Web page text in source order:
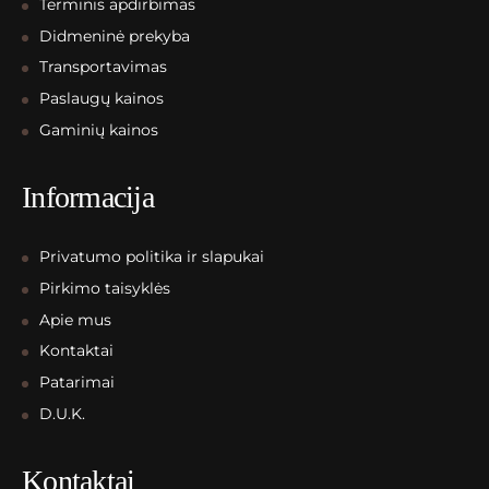
Terminis apdirbimas
Didmeninė prekyba
Transportavimas
Paslaugų kainos
Gaminių kainos
Informacija
Privatumo politika ir slapukai
Pirkimo taisyklės
Apie mus
Kontaktai
Patarimai
D.U.K.
Kontaktai